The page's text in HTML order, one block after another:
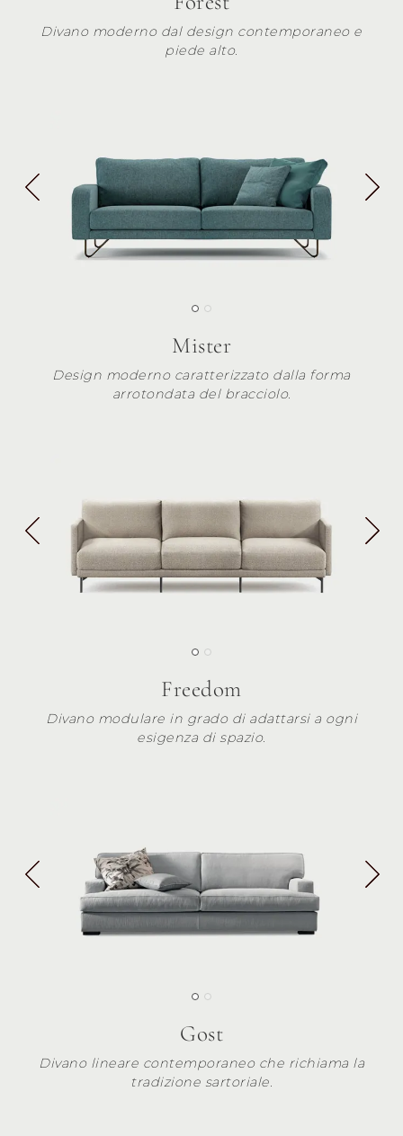
Divano moderno dal design contemporaneo e
piede alto.
Mister
Design moderno caratterizzato dalla forma
arrotondata del bracciolo.
Freedom
Divano modulare in grado di adattarsi a ogni
esigenza di spazio.
Gost
Divano lineare contemporaneo che richiama la
tradizione sartoriale.